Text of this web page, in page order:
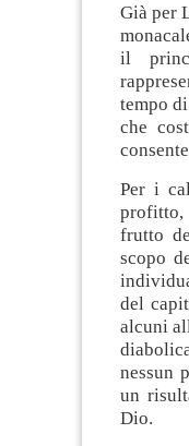
Già per
il
tempo
che
Per i
frutto
scopo
del
alcuni
nessun
un
Dio.